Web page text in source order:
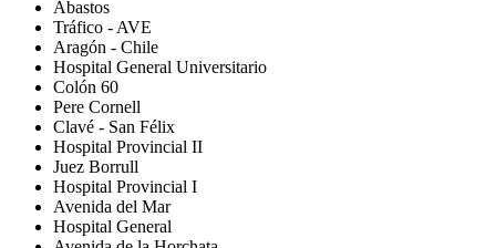
Abastos
Tráfico - AVE
Aragón - Chile
Hospital General Universitario
Colón 60
Pere Cornell
Clavé - San Félix
Hospital Provincial II
Juez Borrull
Hospital Provincial I
Avenida del Mar
Hospital General